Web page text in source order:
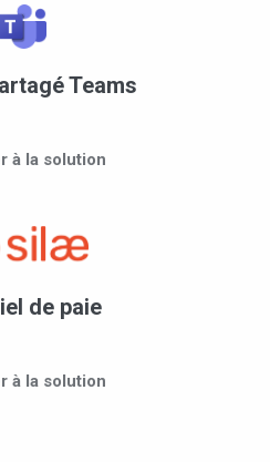
Teams
à la solution
de paie
à la solution